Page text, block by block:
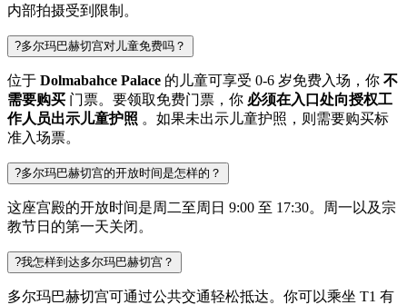
内部拍摄受到限制。
?多尔玛巴赫切宫对儿童免费吗？
位于 Dolmabahce Palace 的儿童可享受 0-6 岁免费入场，你 不
需要购买 门票。要领取免费门票，你 必须在入口处向授权工
作人员出示儿童护照 。如果未出示儿童护照，则需要购买标
准入场票。
?多尔玛巴赫切宫的开放时间是怎样的？
这座宫殿的开放时间是周二至周日 9:00 至 17:30。周一以及宗
教节日的第一天关闭。
?我怎样到达多尔玛巴赫切宫？
多尔玛巴赫切宫可通过公共交通轻松抵达。你可以乘坐 T1 有